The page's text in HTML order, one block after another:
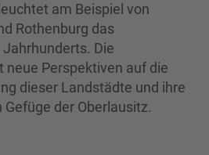
am Beispiel von
Rothenburg das
Die
Perspektiven auf die
dieser Landstädte und ihre
der Oberlausitz.